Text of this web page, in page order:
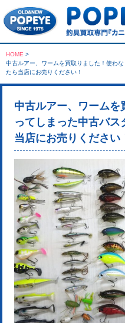
HOME >
中古ルアー、ワームを買取りました！使わ
たら当店にお売りください！
中古ルアー、ワーム
ってしまった中古バス
当店にお売りください